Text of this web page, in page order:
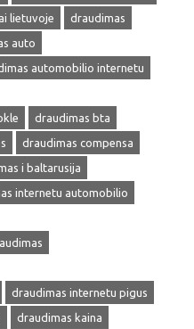
lietuvoje
draudimas
auto
automobilio internetu
draudimas bta
draudimas compensa
i baltarusija
internetu automobilio
draudimas internetu pigus
draudimas kaina